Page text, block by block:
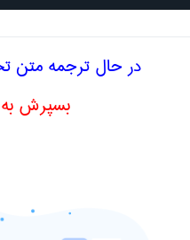
در حال ترجمه
بسپرش به